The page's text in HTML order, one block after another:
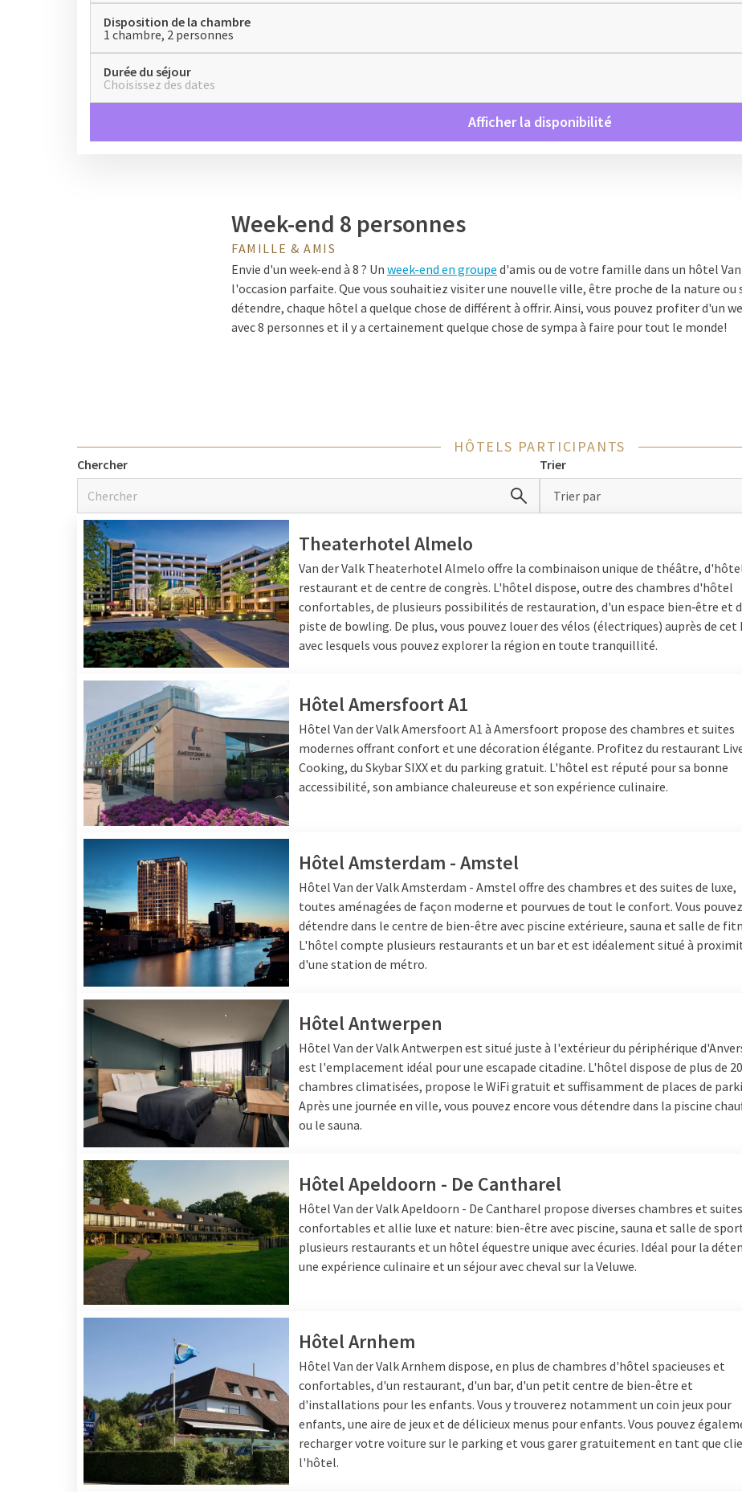
Disposition de la chambre
1 chambre, 2 personnes
Durée du séjour
Choisissez des dates
Afficher la disponibilité
Week-end 8 personnes
FAMILLE & AMIS
Envie d'un week-end à 8 ? Un week-end en groupe d'amis ou de votre famille dans un hôtel
l'occasion parfaite. Que vous souhaitiez visiter une nouvelle ville, être proche de la nature
détendre, chaque hôtel a quelque chose de différent à offrir. Ainsi, vous pouvez profiter d'un
avec 8 personnes et il y a certainement quelque chose de sympa à faire pour tout le monde!
der Valk. La manière parfaite de passer du temps de qualité ensemble. Divers hôtels
familiales de luxe pour rendre le week-end en famille aussi confortable que possible. Des
dédiées aux enfants, des lits confortables et le Wifi gratuit. Saviez-vous que différents hôtels
également unepiscine, un cinéma, un bowling ou même une salle de jeux surprenante?
en famille. Que ce soit pour manger ensemble, jouer à des jeux ou faire une sortie au zoo
passera un bon moment lors de leur week-end dans nos hôtels Van der Valk.
Week-end entre amis
Vous souhaitez partir en week-end à 8 personnes ?Un week-end agréable entre amis peut
bord de la mer. Ou partez simplement un week-end entre
nuit chez Van der Valk avec différentes activités sportives autour des hôtels comme le VTT par
détendez-vous dans l'une des installations de nos hôtels, comme le spa ou le restaurant. Avec
activités, de la bonne nourriture et des chambres confortables, ce week-end pour 8 personnes
de passer du temps avec vos amis.
HÔTELS PARTICIPANTS
Chercher
Trier
Trier par
Theaterhotel Almelo
Van der Valk Theaterhotel Almelo offre la combinaison unique de théâtre,
restaurant et de centre de congrès. L'hôtel dispose, outre des chambres d'hôtel
confortables, de plusieurs possibilités de restauration, d'un espace bien‑être et
piste de bowling. De plus, vous pouvez louer des vélos (électriques) auprès de
avec lesquels vous pouvez explorer la région en toute tranquillité.
Hôtel Amersfoort A1
Hôtel Van der Valk Amersfoort A1 à Amersfoort propose des chambres et suites
modernes offrant confort et une décoration élégante. Profitez du restaurant
Cooking, du Skybar SIXX et du parking gratuit. L'hôtel est réputé pour sa bonne
accessibilité, son ambiance chaleureuse et son expérience culinaire.
Hôtel Amsterdam - Amstel
Hôtel Van der Valk Amsterdam - Amstel offre des chambres et des suites de luxe,
toutes aménagées de façon moderne et pourvues de tout le confort. Vous
détendre dans le centre de bien-être avec piscine extérieure, sauna et salle de
L'hôtel compte plusieurs restaurants et un bar et est idéalement situé à
d'une station de métro.
Hôtel Antwerpen
Hôtel Van der Valk Antwerpen est situé juste à l'extérieur du périphérique
est l'emplacement idéal pour une escapade citadine. L'hôtel dispose de plus de
chambres climatisées, propose le WiFi gratuit et suffisamment de places de
Après une journée en ville, vous pouvez encore vous détendre dans la piscine
ou le sauna.
Hôtel Apeldoorn - De Cantharel
Hôtel Van der Valk Apeldoorn - De Cantharel propose diverses chambres et suites
confortables et allie luxe et nature: bien-être avec piscine, sauna et salle de
plusieurs restaurants et un hôtel équestre unique avec écuries. Idéal pour la
une expérience culinaire et un séjour avec cheval sur la Veluwe.
Hôtel Arnhem
Hôtel Van der Valk Arnhem dispose, en plus de chambres d'hôtel spacieuses et
confortables, d'un restaurant, d'un bar, d'un petit centre de bien-être et
d'installations pour les enfants. Vous y trouverez notamment un coin jeux pour
enfants, une aire de jeux et de délicieux menus pour enfants. Vous pouvez
recharger votre voiture sur le parking et vous garer gratuitement en tant que
l'hôtel.